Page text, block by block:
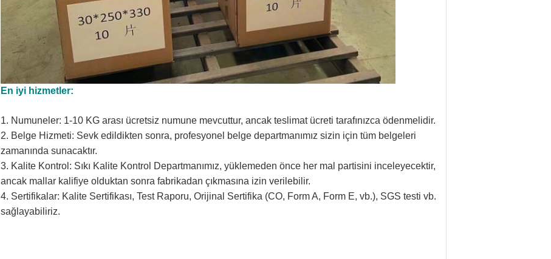
En iyi hizmetler:
1. Numuneler: 1-10 KG arası ücretsiz numune mevcuttur, ancak teslimat ücreti tarafınızca ödenmelidir.
2. Belge Hizmeti: Sevk edildikten sonra, profesyonel belge departmanımız sizin için tüm belgeleri
zamanında sunacaktır.
3. Kalite Kontrol: Sıkı Kalite Kontrol Departmanımız, yüklemeden önce her mal partisini inceleyecektir,
ancak mallar kalifiye olduktan sonra fabrikadan çıkmasına izin verilebilir.
4. Sertifikalar: Kalite Sertifikası, Test Raporu, Orijinal Sertifika (CO, Form A, Form E, vb.), SGS testi vb.
sağlayabiliriz.